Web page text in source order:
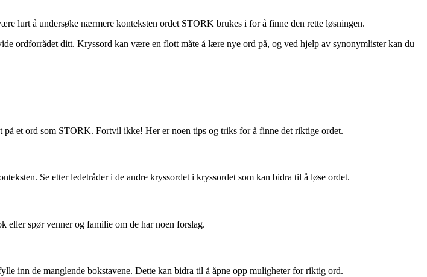
lurt å undersøke nærmere konteksten ordet STORK brukes i for å finne den rette løsningen.
ordforrådet ditt. Kryssord kan være en flott måte å lære nye ord på, og ved hjelp av synonymlister kan du
på et ord som STORK. Fortvil ikke! Her er noen tips og triks for å finne det riktige ordet.
Se etter ledetråder i de andre kryssordet i kryssordet som kan bidra til å løse ordet.
eller spør venner og familie om de har noen forslag.
inn de manglende bokstavene. Dette kan bidra til å åpne opp muligheter for riktig ord.